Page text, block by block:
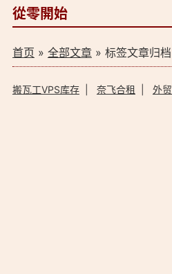
從零開始
首页 » 全部文章» 标签文章归档
搬瓦工VPS库存| 奈飞合租 外